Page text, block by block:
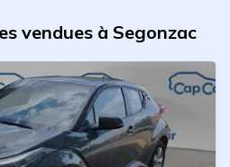
vendues à Segonzac